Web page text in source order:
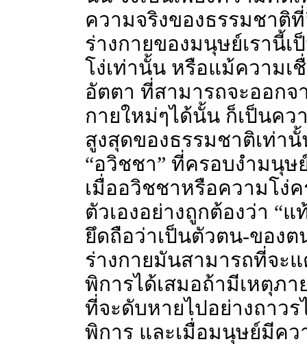
ความจริงของธรรมชาติ
ร่างกายของมนุษย์เรานี้
โง่เท่านั้น หรือแม้ความเ
อัตตา ที่สามารถจะออกจ
กายใหม่ๆได้นั้น ก็เป็นคว
สูงสุดของธรรมชาติเท่านั้
“อวิชชา” ที่ครอบงำมนุษ
เมื่ออวิชชาหรือความโง่
ตัวเองอย่างถูกต้องว่า “
ยึดถือว่าเป็นตัวตน-ของต
ร่างกายมันสามารถที่จะ
พิการได้เสมอถ้ามีเหตุภ
ที่จะดับหายไปอย่างถาว
พิการ และเมื่อมนุษย์มีคว